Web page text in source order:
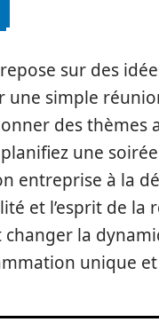
sur des
simple
des thèmes
une
entreprise à la
et l’esprit de la
la
unique